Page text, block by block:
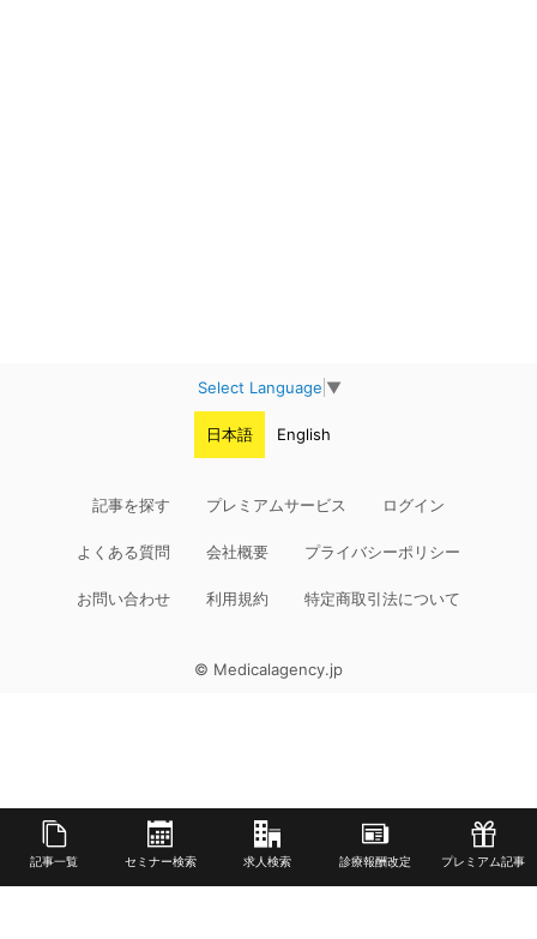
記事一覧 セミナー検索 求人検索 診療報酬改定 プレミアム記事
Select Language ▼
日本語 English
記事を探す プレミアムサービス ログイン
よくある質問 会社概要 プライバシーポリシー
お問い合わせ 利用規約 特定商取引法について
© Medicalagency.jp